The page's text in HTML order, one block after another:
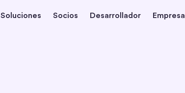
Soluciones Socios Desarrollador Empresa